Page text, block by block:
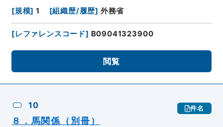
[規模] 1 [組織歴/履歴] 外務省
[レファレンスコード] B09041323900
閲覧
10 件名
８．馬関係（別冊）